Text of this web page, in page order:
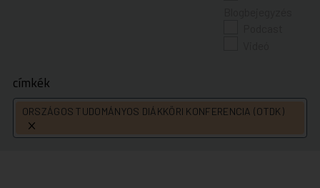
címkék
ORSZÁGOS TUDOMÁNYOS DIÁKKÖRI KONFERENCIA (OTDK)
címke
törlése